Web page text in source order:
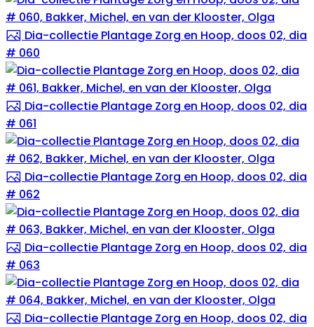
Dia-collectie Plantage Zorg en Hoop, doos 02, dia
# 060
Dia-collectie Plantage Zorg en Hoop, doos 02, dia
# 061
Dia-collectie Plantage Zorg en Hoop, doos 02, dia
# 062
Dia-collectie Plantage Zorg en Hoop, doos 02, dia
# 063
Dia-collectie Plantage Zorg en Hoop, doos 02, dia